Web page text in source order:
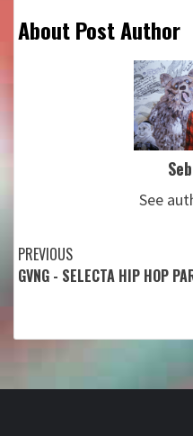
About Post Author
See
Continue
Reading
PREVIOUS
GVNG - SELECTA HIP HOP